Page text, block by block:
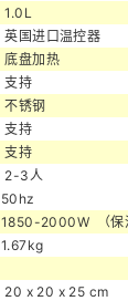
1.0L
英国进口温控器
底盘加热
支持
不锈钢
支持
支持
2-3人
50hz
1850-2000W （保
1.67kg
20 x 20 x 25 cm